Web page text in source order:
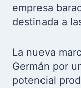
empresa
destinada a
La nueva
Germán por
potencial